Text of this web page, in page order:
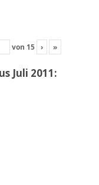
von 15 › »
Juli 2011: